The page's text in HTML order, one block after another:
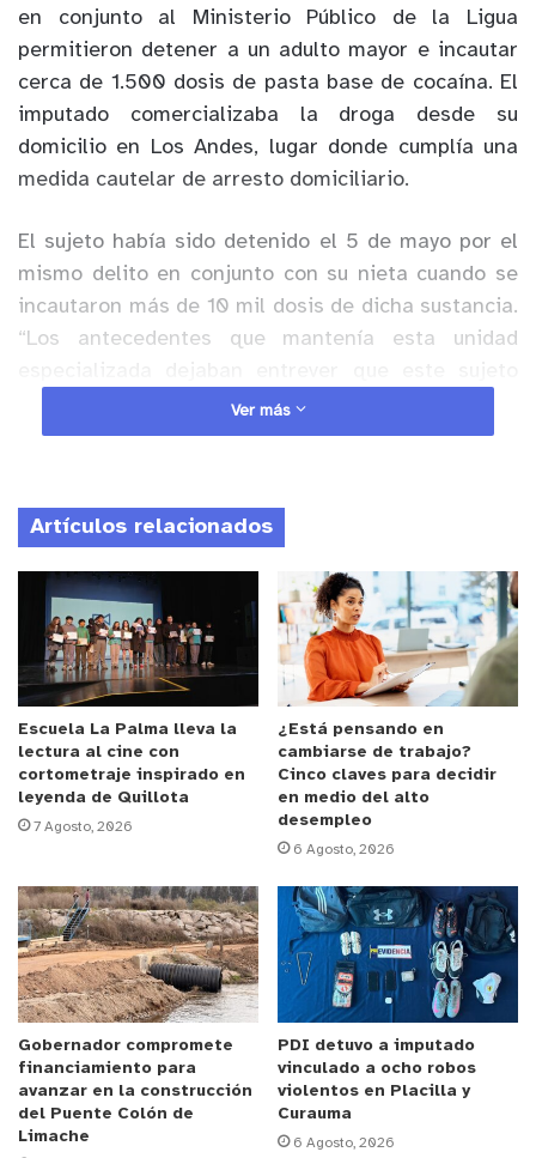
en conjunto al Ministerio Público de la Ligua
permitieron detener a un adulto mayor e incautar
cerca de 1.500 dosis de pasta base de cocaína. El
imputado comercializaba la droga desde su
domicilio en Los Andes, lugar donde cumplía una
medida cautelar de arresto domiciliario.
El sujeto había sido detenido el 5 de mayo por el
mismo delito en conjunto con su nieta cuando se
incautaron más de 10 mil dosis de dicha sustancia.
“Los antecedentes que mantenía esta unidad
seguía dedicándose a la venta de pasta base de
cocaína”, explicó el Capitán Juan Guzmán del OS7
Anuncio Patrocinado
Informado al fiscal de turno se dispuso que el
imputado pasara a control de detención. Desde
Carabineros reiteraron su compromiso en el
combate de la droga y reforzaron que el Fono 135
permite entregar antecedentes de manera
anónima.
y tú, ¿qué opinas?
Ver más
Artículos relacionados
Escuela La Palma lleva la
lectura al cine con
cortometraje inspirado en
leyenda de Quillota
7 Agosto, 2026
¿Está pensando en
cambiarse de trabajo?
Cinco claves para decidir
en medio del alto
desempleo
6 Agosto, 2026
Gobernador compromete
financiamiento para
avanzar en la construcción
del Puente Colón de
Limache
PDI detuvo a imputado
vinculado a ocho robos
violentos en Placilla y
Curauma
6 Agosto, 2026